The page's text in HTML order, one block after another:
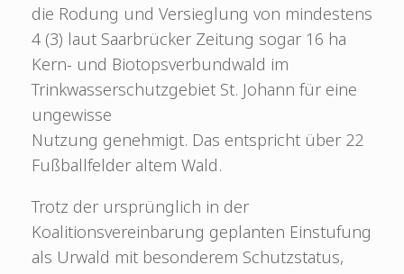
die Rodung und Versieglung von mindestens
4 (3) laut Saarbrücker Zeitung sogar 16 ha
Kern- und Biotopsverbundwald im
Trinkwasserschutzgebiet St. Johann für eine
ungewisse
Nutzung genehmigt. Das entspricht über 22
Fußballfelder altem Wald.
Trotz der ursprünglich in der
Koalitionsvereinbarung geplanten Einstufung
als Urwald mit besonderem Schutzstatus,